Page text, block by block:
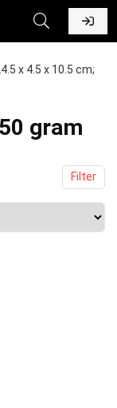
x 4.5 x 10.5 cm;
gram
Filter